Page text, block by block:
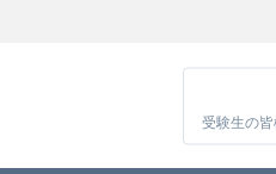
受験生の皆